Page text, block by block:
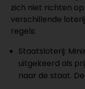
zich niet richten
verschillende
regels:
Staatsloterij:
uitgekeerd als
naar de staat.